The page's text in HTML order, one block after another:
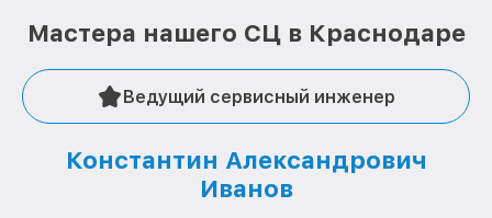
Мастера нашего СЦ в Краснодаре
Ведущий сервисный инженер
Константин Александрович
Иванов